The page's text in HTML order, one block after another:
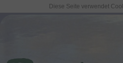
Diese Seite verwendet